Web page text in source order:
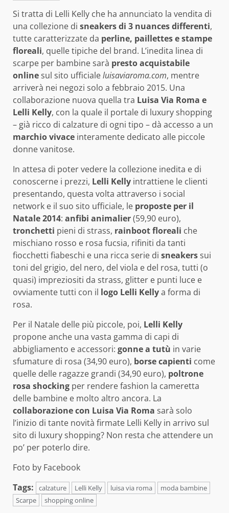
Si tratta di Lelli Kelly che ha annunciato la vendita di
una collezione di sneakers di 3 nuances differenti,
tutte caratterizzate da perline, paillettes e stampe
floreali, quelle tipiche del brand. L’inedita linea di
scarpe per bambine sarà presto acquistabile
onlinesul sito ufficialeluisaviaroma.com, mentre
arriverà nei negozi solo a febbraio 2015. Una
collaborazione nuova quella tra Luisa Via Roma e
Lelli Kelly, con la quale il portale di luxury shopping
– già ricco di calzature di ogni tipo – dà accesso a un
marchio vivace interamente dedicato alle piccole
donne vanitose.
In attesa di poter vedere la collezione inedita e di
conoscerne i prezzi, Lelli Kelly intrattiene le clienti
presentando, questa volta attraverso i social
network e il suo sito ufficiale, le proposte per il
Natale 2014: anfibi animalier(59,90 euro),
tronchetti pieni di strass, rainboot floreali che
mischiano rosso e rosa fucsia, rifiniti da tanti
fiocchetti fiabeschi e una ricca serie di sneakerssui
toni del grigio, del nero, del viola e del rosa, tutti (o
quasi) impreziositi da strass, glitter e punti luce e
ovviamente tutti con il logo Lelli Kellya forma di
rosa.
Per il Natale delle più piccole, poi, Lelli Kelly
propone anche una vasta gamma di capi di
abbigliamento e accessori: gonne a tutù in varie
sfumature di rosa (34,90 euro), borse capienti come
quelle delle ragazze grandi (34,90 euro), poltrone
rosa shocking per rendere fashion la cameretta
delle bambine e molto altro ancora. La
collaborazione con Luisa Via Roma sarà solo
l’inizio di tante novità firmate Lelli Kelly in arrivo sul
sito di luxury shopping? Non resta che attendere un
po’ per poterlo dire.
Foto by Facebook
Tags:
calzature Lelli Kelly luisa via roma
moda bambine
Scarpe
shopping online